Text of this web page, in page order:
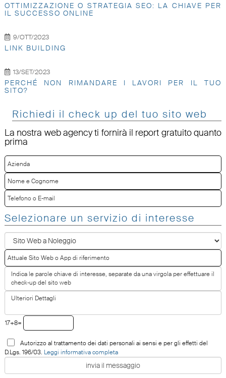
OTTIMIZZAZIONE O STRATEGIA SEO: LA CHIAVE PER
IL SUCCESSO ONLINE
9/OTT/2023
LINK BUILDING
13/SET/2023
PERCHÉ NON RIMANDARE I LAVORI PER IL TUO
SITO?
Richiedi il check up del tuo sito web
La nostra web agency ti fornirà il report gratuito quanto
prima
Selezionare un servizio di interesse
17+8=
Autorizzo al trattamento dei dati personali ai sensi e per gli effetti del
D.Lgs. 196/03. Leggi informativa completa